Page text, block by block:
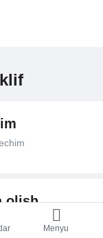
Menyu
olish
talablar